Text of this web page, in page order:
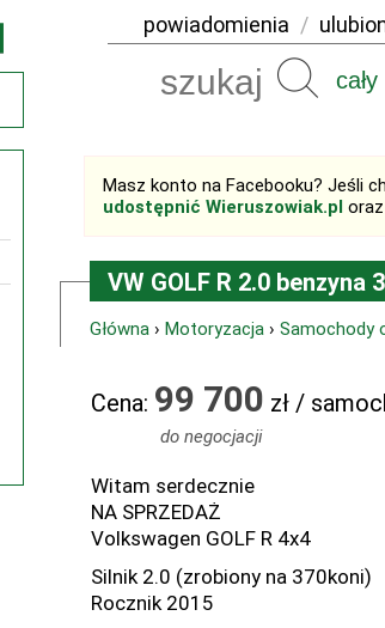
powiadomienia /
Szukaj
Masz konto na Facebooku? Jeśli
udostępnić Wieruszowiak.pl
VW GOLF R 2.0 benzyna
Główna › Motoryzacja › Samochody
Cena: 99 700 zł /
do negocjacji
Witam serdecznie
NA SPRZEDAŻ
Volkswagen GOLF R 4x4
Silnik 2.0 (zrobiony na 370koni)
Rocznik 2015